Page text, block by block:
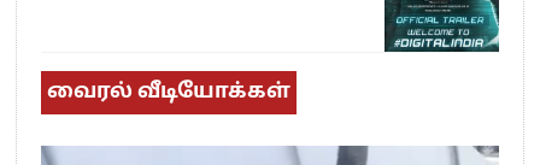
வைரல் வீடியோக்கள்